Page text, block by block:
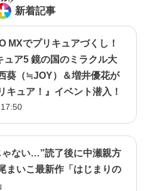
新着記事
MXでプリキュアづくし！
ュア5 鏡の国のミラクル大
葵（≒JOY）＆増井優花が
キュア！』イベント潜入！
ゃない…”読了後に中瀬親方
まいこ最新作「はじまりの